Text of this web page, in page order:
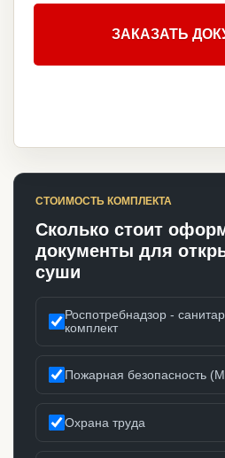
ЗАКАЗАТЬ
СТОИМОСТЬ КОМПЛЕКТА
Сколько стоит
документы для
суши
Роспотребнадзор -
комплект
Пожарная безопасность
Охрана труда